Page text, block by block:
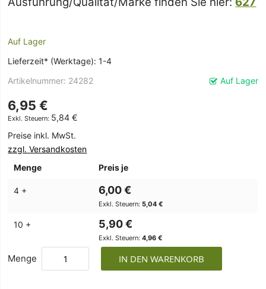
Auf Lager
Lieferzeit* (Werktage): 1-4
Auf Lager
Artikelnummer 24282
6,95 €
5,84 €
Preise inkl. MwSt.
zzgl. Versandkosten
Menge
Preis je
4 + 6,00 €
5,04 €
10 + 5,90 €
4,96 €
Menge IN DEN WARENKORB